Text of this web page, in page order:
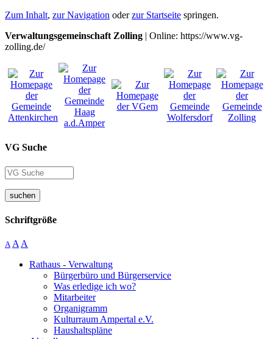
Zum Inhalt, zur Navigation oderzur Startseite springen.
Verwaltungsgemeinschaft Zolling | Online: https://www.vg-
zolling.de/
VG Suche
suchen
Schriftgröße
A A A
Rathaus - Verwaltung
Bürgerbüro und Bürgerservice
Was erledige ich wo?
Mitarbeiter
Organigramm
Kulturraum Ampertal e.V.
Haushaltspläne